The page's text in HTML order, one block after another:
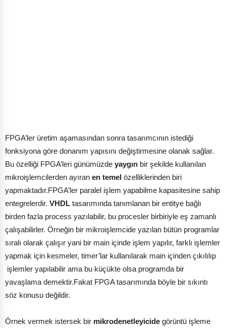
FPGA’ler üretim aşamasından sonra tasarımcının istediği
fonksiyona göre donanım yapısını değiştirmesine olanak sağlar.
Bu özelliği FPGA’leri günümüzde yaygın bir şekilde kullanılan
mikroişlemcilerden ayıran en temel özelliklerinden biri
yapmaktadır.FPGA’ler paralel işlem yapabilme kapasitesine sahip
entegrelerdir. VHDL tasarımında tanımlanan bir entitye bağlı
birden fazla process yazılabilir, bu procesler birbiriyle eş zamanlı
çalışabilirler. Örneğin bir mikroişlemcide yazılan bütün programlar
sıralı olarak çalışır yani bir main içinde işlem yapılır, farklı işlemler
yapmak için kesmeler, timer’lar kullanılarak main içinden çıkılılıp
işlemler yapılabilir ama bu küçükte olsa programda bir
yavaşlama demektir.Fakat FPGA tasarımında böyle bir sıkıntı
söz konusu değildir.
Örnek vermek istersek bir mikrodenetleyicide görüntü işleme